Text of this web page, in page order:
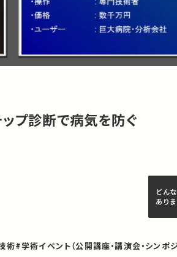
プ診断で病気を防ぐ
どん
あり
術#学術イベント（公開講座・講演会・シンポジ